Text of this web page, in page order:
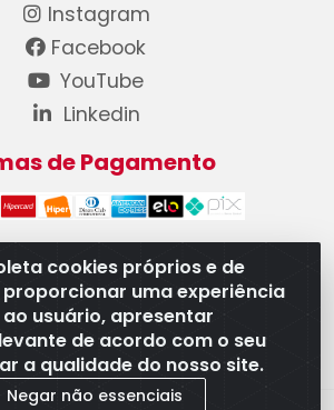
cookies próprios e de
uma experiência
usuário, apresentar
de acordo com o seu
a qualidade do nosso site.
Negar não essenciais
Instagram
Facebook
YouTube
Linkedin
de Pagamento
Automotivos LTDA - CNPJ
12 - Rua do Níquel, 667 - Parque
Goiânia/GO - CEP 74375-660